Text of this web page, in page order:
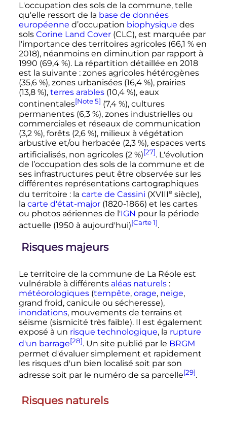
L'occupation des sols de la commune, telle
qu'elle ressort de la base de données
européenne d’occupation biophysique des
sols Corine Land Cover(CLC), est marquée par
l'importance des territoires agricoles (66,1 % en
2018), néanmoins en diminution par rapport à
1990 (69,4 %). La répartition détaillée en 2018
est la suivante : zones agricoles hétérogènes
(35,6 %), zones urbanisées (16,4 %), prairies
(13,8 %), terres arables(10,4 %), eaux
continentales[Note 5] (7,4 %), cultures
permanentes (6,3 %), zones industrielles ou
commerciales et réseaux de communication
(3,2 %), forêts (2,6 %), milieux à végétation
arbustive et/ou herbacée (2,3 %), espaces verts
artificialisés, non agricoles (2 %)[27]. L'évolution
de l’occupation des sols de la commune et de
ses infrastructures peut être observée sur les
différentes représentations cartographiques
du territoire : la carte de Cassini (XVIIIe siècle),
la carte d'état-major(1820-1866) et les cartes
ou photos aériennes de l'IGN pour la période
actuelle (1950 à aujourd'hui)[Carte 1].
Risques majeurs
Le territoire de la commune de La Réole est
vulnérable à différents aléas naturels :
météorologiques(tempête, orage, neige,
grand froid, canicule ou sécheresse),
inondations, mouvements de terrains et
séisme (sismicité très faible). Il est également
exposé à un risque technologique, la rupture
d'un barrage[28]. Un site publié par le BRGM
permet d'évaluer simplement et rapidement
les risques d'un bien localisé soit par son
adresse soit par le numéro de sa parcelle[29].
Risques naturels